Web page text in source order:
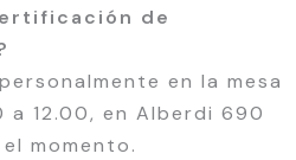
de
en la mesa
12.00, en Alberdi 690
momento.